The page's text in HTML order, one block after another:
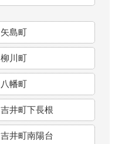
矢島町
柳川町
八幡町
吉井町下長根
吉井町南陽台